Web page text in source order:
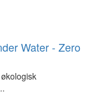
Water - Zero